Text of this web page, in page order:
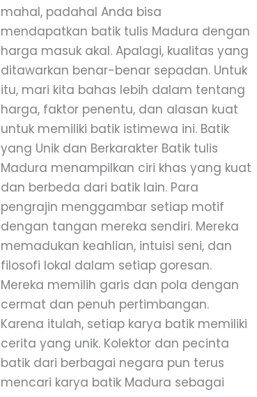
mahal, padahal Anda bisa
mendapatkan batik tulis Madura dengan
harga masuk akal. Apalagi, kualitas yang
ditawarkan benar-benar sepadan. Untuk
itu, mari kita bahas lebih dalam tentang
harga, faktor penentu, dan alasan kuat
untuk memiliki batik istimewa ini. Batik
yang Unik dan Berkarakter Batik tulis
Madura menampilkan ciri khas yang kuat
dan berbeda dari batik lain. Para
pengrajin menggambar setiap motif
dengan tangan mereka sendiri. Mereka
memadukan keahlian, intuisi seni, dan
filosofi lokal dalam setiap goresan.
Mereka memilih garis dan pola dengan
cermat dan penuh pertimbangan.
Karena itulah, setiap karya batik memiliki
cerita yang unik. Kolektor dan pecinta
batik dari berbagai negara pun terus
mencari karya batik Madura sebagai